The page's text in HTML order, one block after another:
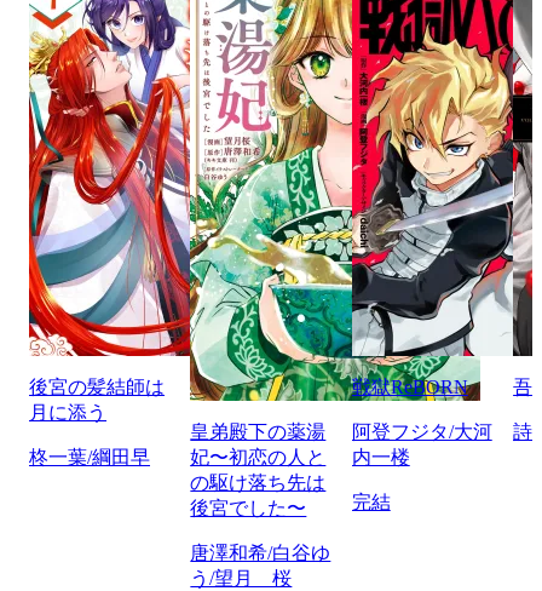
後宮の髪結師は
月に添う
柊一葉/綱田早
皇弟殿下の薬湯
妃〜初恋の人と
の駆け落ち先は
後宮でした〜
唐澤和希/白谷ゆ
う/望月 桜
戦獄ReBORN
阿登フジタ/大河
内一楼
完結
吾
詩